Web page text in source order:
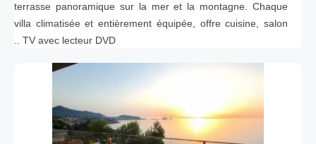
terrasse panoramique sur la mer et la montagne. Chaque
villa climatisée et entièrement équipée, offre cuisine, salon
.. TV avec lecteur DVD